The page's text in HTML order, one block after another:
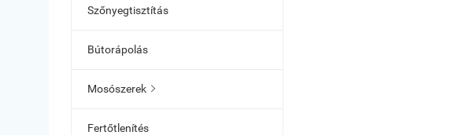
Szőnyegtisztítás
Bútorápolás
Mosószerek 
Fertőtlenítés